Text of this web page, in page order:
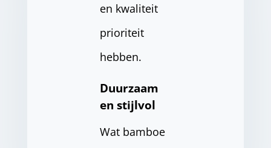
en kwaliteit
prioriteit
hebben.
Duurzaam
en stijlvol
Wat bamboe